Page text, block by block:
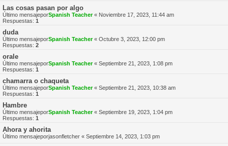
Las cosas pasan por algo
Último mensajeporSpanish Teacher« Noviembre 17, 2023, 11:44 am
Respuestas: 1
duda
Último mensajeporSpanish Teacher« Octubre 3, 2023, 12:00 pm
Respuestas: 2
orale
Último mensajeporSpanish Teacher« Septiembre 21, 2023, 1:08 pm
Respuestas: 1
chamarra o chaqueta
Último mensajeporSpanish Teacher« Septiembre 21, 2023, 10:38 am
Respuestas: 1
Hambre
Último mensajeporSpanish Teacher« Septiembre 19, 2023, 1:04 pm
Respuestas: 1
Ahora y ahorita
Último mensajeporjasonfletcher « Septiembre 14, 2023, 1:03 pm